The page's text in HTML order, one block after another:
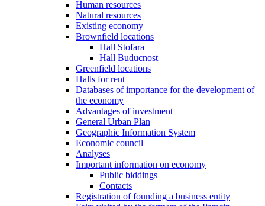
Human resources
Natural resources
Existing economy
Brownfield locations
Hall Stofara
Hall Buducnost
Greenfield locations
Halls for rent
Databases of importance for the development of
the economy
Advantages of investment
General Urban Plan
Geographic Information System
Еconomic council
Analyses
Important information on economy
Public biddings
Contacts
Registration of founding a business entity